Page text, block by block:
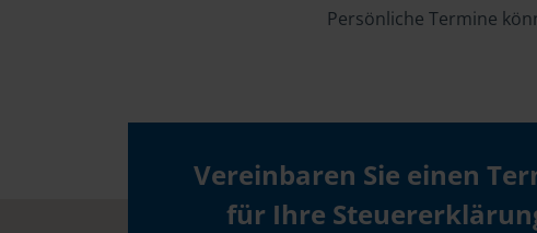
Persönliche Termine
Vereinbaren Sie einen
für Ihre